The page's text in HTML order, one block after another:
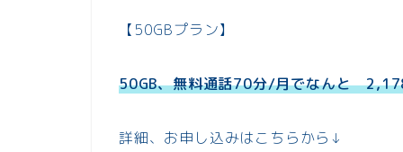
【50GBプラン】
50GB、無料通話70分/月でなんと
詳細、お申し込みはこちらから↓